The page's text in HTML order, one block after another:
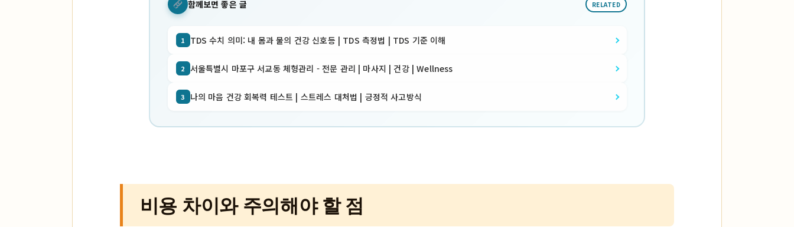
함께보면 좋은 글 RELATED
1 TDS 수치 의미: 내 몸과 물의 건강 신호등 | TDS 측정법 | TDS 기준 이해
2 서울특별시 마포구 서교동 체형관리 - 전문 관리 | 마사지 | 건강 | Wellness
3 나의 마음 건강 회복력 테스트 | 스트레스 대처법 | 긍정적 사고방식
비용 차이와 주의해야 할 점